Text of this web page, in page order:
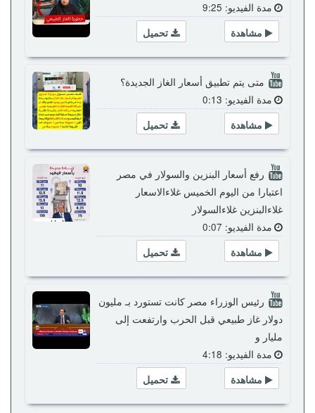
مدة الفيديو: 9:25
تحميل
مشاهدة
متى يتم تطبيق أسعار الغاز الجديدة؟
مدة الفيديو: 0:13
تحميل
مشاهدة
رفع أسعار البنزين والسولار في مصر
اعتبارا من اليوم الخميس غلاءالاسعار
غلاءالبنزين غلاءالسولار
مدة الفيديو: 0:07
تحميل
مشاهدة
رئيس الوزراء مصر كانت تستورد بـ مليون
دولار غاز طبيعي قبل الحرب وارتفعت إلى
مليار و
مدة الفيديو: 4:18
تحميل
مشاهدة